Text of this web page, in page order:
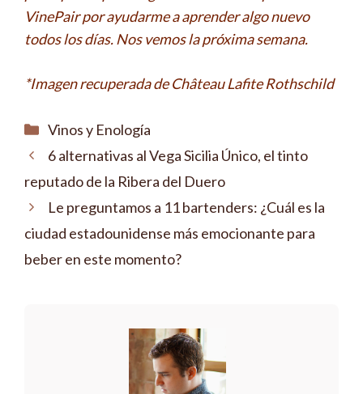
VinePair por ayudarme a aprender algo nuevo
todos los días. Nos vemos la próxima semana.
*Imagen recuperada de Château Lafite Rothschild
Categorías
Vinos y Enología
6 alternativas al Vega Sicilia Único, el tinto
reputado de la Ribera del Duero
Le preguntamos a 11 bartenders: ¿Cuál es la
ciudad estadounidense más emocionante para
beber en este momento?